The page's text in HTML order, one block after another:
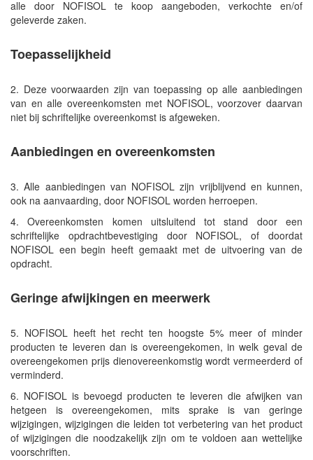
alle door NOFISOL te koop aangeboden, verkochte en/of
geleverde zaken.
Toepasselijkheid
2. Deze voorwaarden zijn van toepassing op alle aanbiedingen
van en alle overeenkomsten met NOFISOL, voorzover daarvan
niet bij schriftelijke overeenkomst is afgeweken.
Aanbiedingen en overeenkomsten
3. Alle aanbiedingen van NOFISOL zijn vrijblijvend en kunnen,
ook na aanvaarding, door NOFISOL worden herroepen.
4. Overeenkomsten komen uitsluitend tot stand door een
schriftelijke opdrachtbevestiging door NOFISOL, of doordat
NOFISOL een begin heeft gemaakt met de uitvoering van de
opdracht.
Geringe afwijkingen en meerwerk
5. NOFISOL heeft het recht ten hoogste 5% meer of minder
producten te leveren dan is overeengekomen, in welk geval de
overeengekomen prijs dienovereenkomstig wordt vermeerderd of
verminderd.
6. NOFISOL is bevoegd producten te leveren die afwijken van
hetgeen is overeengekomen, mits sprake is van geringe
wijzigingen, wijzigingen die leiden tot verbetering van het product
of wijzigingen die noodzakelijk zijn om te voldoen aan wettelijke
voorschriften.